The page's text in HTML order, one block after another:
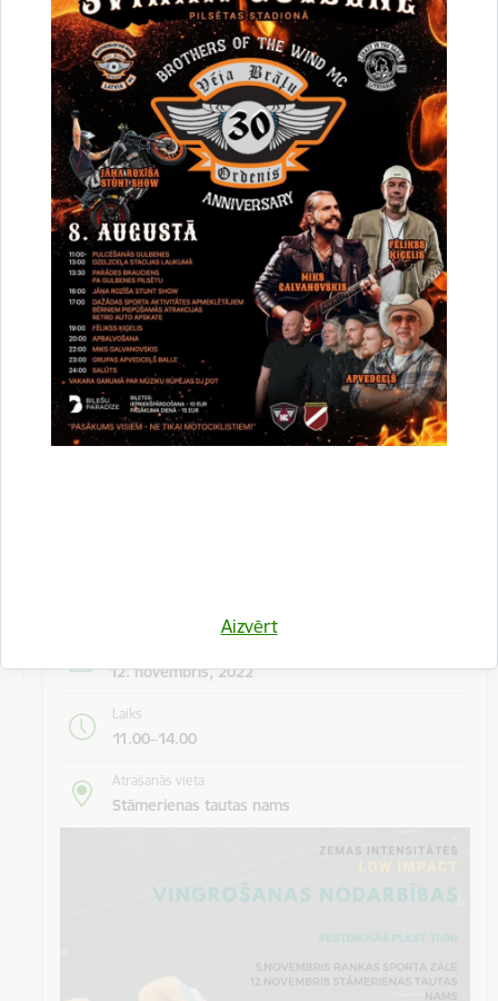
Aizvērt
Datums
12. novembris, 2022
Laiks
10.00
Atrašanās vieta
Druvienas Latviskās dzīvesziņas centrs
12. novembris, 2022
Laiks
11.00–14.00
Atrašanās vieta
Stāmerienas tautas nams